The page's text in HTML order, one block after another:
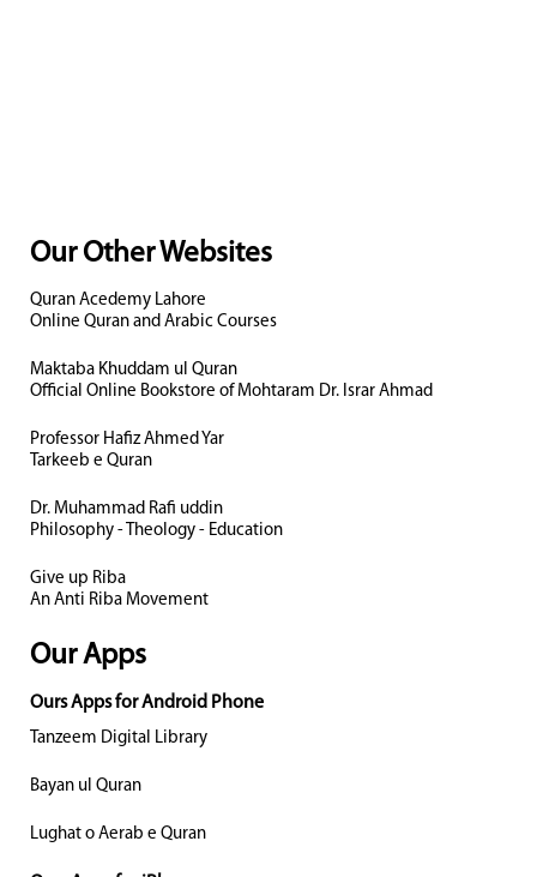
Our Other Websites
Quran Acedemy Lahore
Online Quran and Arabic Courses
Maktaba Khuddam ul Quran
Official Online Bookstore of Mohtaram Dr. Israr Ahmad
Professor Hafiz Ahmed Yar
Tarkeeb e Quran
Dr. Muhammad Rafi uddin
Philosophy - Theology - Education
Give up Riba
An Anti Riba Movement
Our Apps
Ours Apps for Android Phone
Tanzeem Digital Library
Bayan ul Quran
Lughat o Aerab e Quran